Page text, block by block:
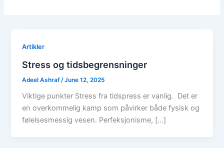
Artikler
Stress og tidsbegrensninger
Adeel Ashraf /June 12, 2025
Viktige punkter Stress fra tidspress er vanlig. Det er
en overkommelig kamp som påvirker både fysisk og
følelsesmessig vesen. Perfeksjonisme, […]